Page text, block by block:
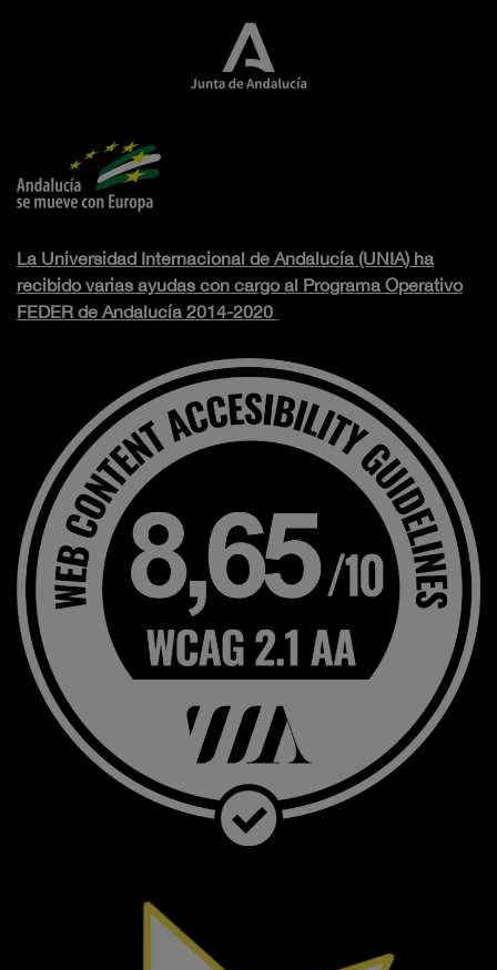
La Universidad Internacional de Andalucía (UNIA) ha
recibido varias ayudas con cargo al Programa Operativo
FEDER de Andalucía 2014-2020